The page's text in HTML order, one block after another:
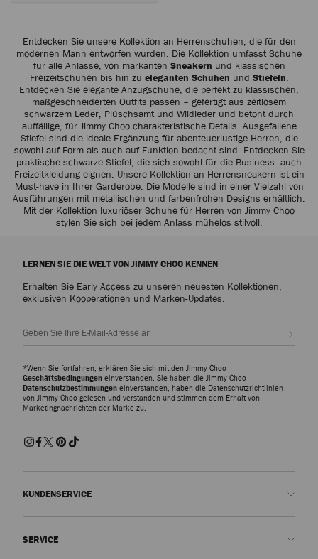
Entdecken Sie unsere Kollektion an Herrenschuhen, die für den
modernen Mann entworfen wurden. Die Kollektion umfasst Schuhe
für alle Anlässe, von markanten Sneakern und klassischen
Freizeitschuhen bis hin zu eleganten Schuhen und Stiefeln.
Entdecken Sie elegante Anzugschuhe, die perfekt zu klassischen,
maßgeschneiderten Outfits passen – gefertigt aus zeitlosem
schwarzem Leder, Plüschsamt und Wildleder und betont durch
auffällige, für Jimmy Choo charakteristische Details. Ausgefallene
Stiefel sind die ideale Ergänzung für abenteuerlustige Herren, die
sowohl auf Form als auch auf Funktion bedacht sind. Entdecken Sie
praktische schwarze Stiefel, die sich sowohl für die Business- auch
Freizeitkleidung eignen. Unsere Kollektion an Herrensneakern ist ein
Must-have in Ihrer Garderobe. Die Modelle sind in einer Vielzahl von
Ausführungen mit metallischen und farbenfrohen Designs erhältlich.
Mit der Kollektion luxuriöser Schuhe für Herren von Jimmy Choo
stylen Sie sich bei jedem Anlass mühelos stilvoll.
LERNEN SIE DIE WELT VON JIMMY CHOO KENNEN
Erhalten Sie Early Access zu unseren neuesten Kollektionen,
exklusiven Kooperationen und Marken-Updates.
*Wenn Sie fortfahren, erklären Sie sich mit den Jimmy Choo
Geschäftsbedingungen einverstanden. Sie haben die Jimmy Choo
Datenschutzbestimmungen einverstanden, haben die Datenschutzrichtlinien
von Jimmy Choo gelesen und verstanden und stimmen dem Erhalt von
Marketingnachrichten der Marke zu.
KUNDENSERVICE
SERVICE